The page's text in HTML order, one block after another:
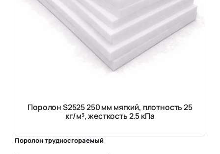
Поролон S2525 250 мм мягкий, плотность 25
кг/м³, жесткость 2.5 кПа
Поролон трудносгораемый